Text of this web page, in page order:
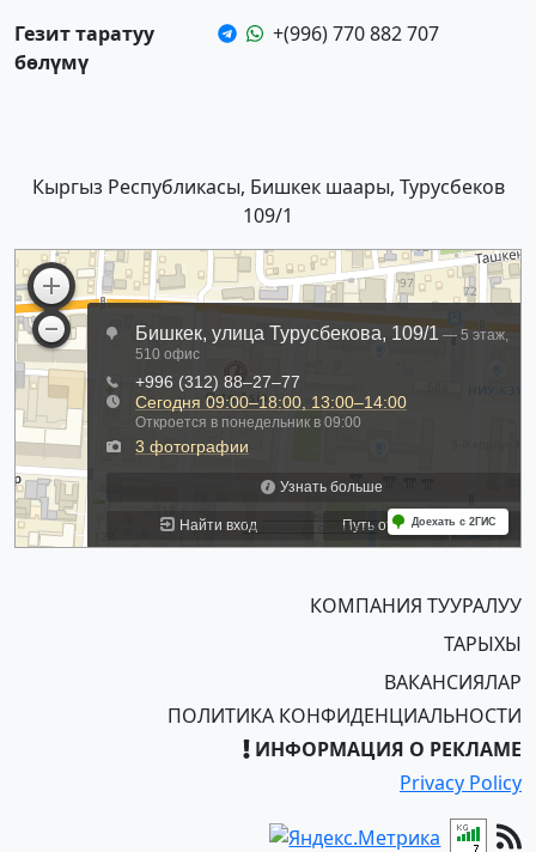
Гезит таратуу
бөлүмү
+(996) 770 882 707
Кыргыз Республикасы, Бишкек шаары, Турусбеков
109/1
КОМПАНИЯ ТУУРАЛУУ
ТАРЫХЫ
ВАКАНСИЯЛАР
ПОЛИТИКА КОНФИДЕНЦИАЛЬНОСТИ
ИНФОРМАЦИЯ О РЕКЛАМЕ
Privacy Policy